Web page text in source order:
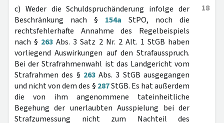
18
c) Weder die Schuldspruchänderung infolge der
Beschränkung nach § 154a StPO, noch die
rechtsfehlerhafte Annahme des Regelbeispiels
nach § 263 Abs. 3 Satz 2 Nr. 2 Alt. 1 StGB haben
vorliegend Auswirkungen auf den Strafausspruch.
Bei der Strafrahmenwahl ist das Landgericht vom
Strafrahmen des § 263Abs. 3 StGB ausgegangen
und nicht von dem des § 287StGB. Es hat außerdem
die von ihm angenommene tateinheitliche
Begehung der unerlaubten Ausspielung bei der
Strafzumessung nicht zum Nachteil des